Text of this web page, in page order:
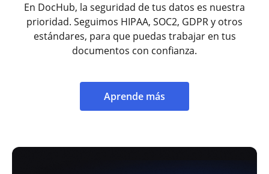
En DocHub, la seguridad de tus datos es nuestra
prioridad. Seguimos HIPAA, SOC2, GDPR y otros
estándares, para que puedas trabajar en tus
documentos con confianza.
Aprende más